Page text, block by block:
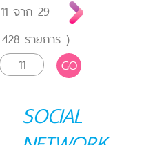
11จาก 29
428 รายการ )
GO
SOCIAL